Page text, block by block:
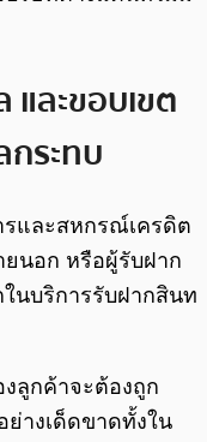
ละขอบเขต
ระทบ
และสหกรณ์เครดิต
ยนอก หรือผู้รับฝาก
นบริการรับฝากสินท
ลูกค้าจะต้องถูก
างเด็ดขาดทั้งใน